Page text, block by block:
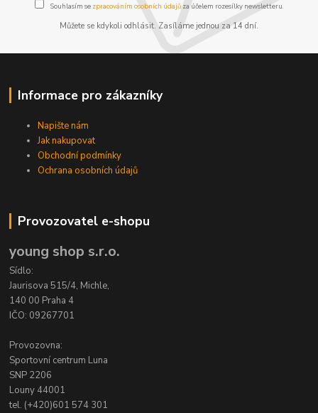
Souhlasím se zpracováním osobních údajůza účelem rozesílky newsletteru.
Můžete se kdykoli odhlásit. Zasíláme jednou za 14 dní.
Informace pro zákazníky
Napište nám
Jak nakupovat
Obchodní podmínky
Ochrana osobních údajů
Provozovatel e-shopu
young shop s.r.o.
Sídlo:
Jaurisova 515/4, Michle,
140 00 Praha 4
IČO: 09267701
Provozovna:
Sportovní centrum Luna
SNP 2206
Louny 44001
tel. (+420)601 574 301